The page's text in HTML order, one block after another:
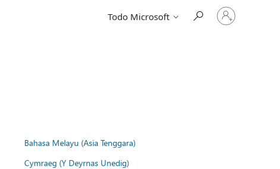
Todo Microsoft
Iniciar
sesión
Bahasa Melayu (Asia Tenggara)
Cymraeg (Y Deyrnas Unedig)